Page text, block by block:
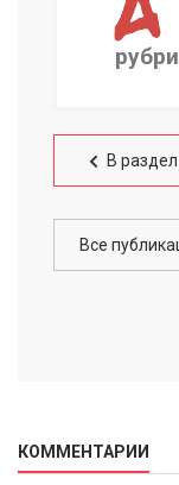
В
Все
КОММЕНТАРИИ